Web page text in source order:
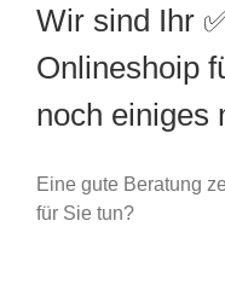
Wir sind Ihr
Onlineshoip
noch einiges
Eine gute Beratung
für Sie tun?